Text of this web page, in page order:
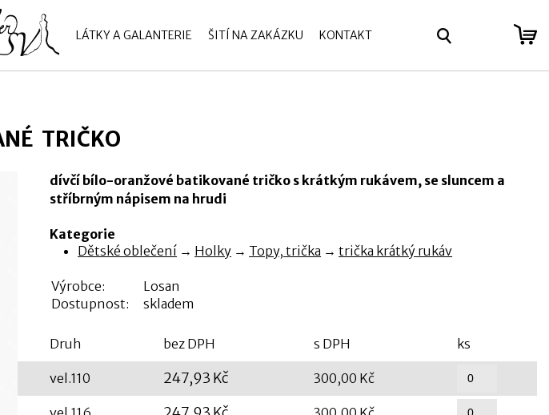
LÁTKY A GALANTERIE ŠITÍ NA ZAKÁZKU KONTAKT
TRIČKO
dívčí bílo-oranžové batikované tričko s krátkým rukávem, se sluncem a
stříbrným nápisem na hrudi
Kategorie
Dětské oblečení → Holky → Topy, trička →trička krátký rukáv
Výrobce:
Losan
Dostupnost:
skladem
Druh bez DPH s DPH ks
vel.110 247,93 Kč 300,00 Kč